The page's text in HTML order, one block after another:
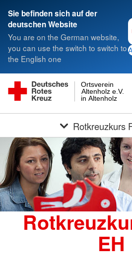
Sie befinden sich auf der
deutschen Website
You are on the German website,
you can use the switch to switch to
the English one
in Altenholz
Altenholz e.V.
Ortsverein
Rotkreuzkurs
EH